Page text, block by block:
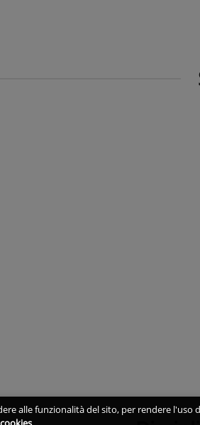
alle funzionalità del sito, per rendere